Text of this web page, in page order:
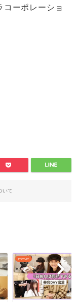
ーポレーショ
いて
movie